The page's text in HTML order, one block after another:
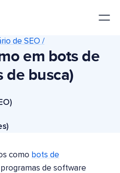
de SEO /
em bots de
de busca)
como bots de
programas de software